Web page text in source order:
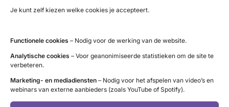
Je kunt zelf kiezen welke cookies je accepteert.
Functionele cookies – Nodig voor de werking van de website.
Analytische cookies – Voor geanonimiseerde statistieken om de site te
verbeteren.
Marketing- en mediadiensten – Nodig voor het afspelen van video’s en
webinars van externe aanbieders (zoals YouTube of Spotify).
Onderdosering
voorgeschreven treden symptomen van hypothyreoïdie
(trage schildklier) op, zoals:
vermoeidheid